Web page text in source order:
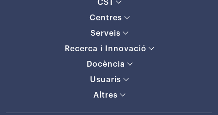
CST
Centres
Serveis
Recerca i Innovació
Docència
Usuaris
Altres